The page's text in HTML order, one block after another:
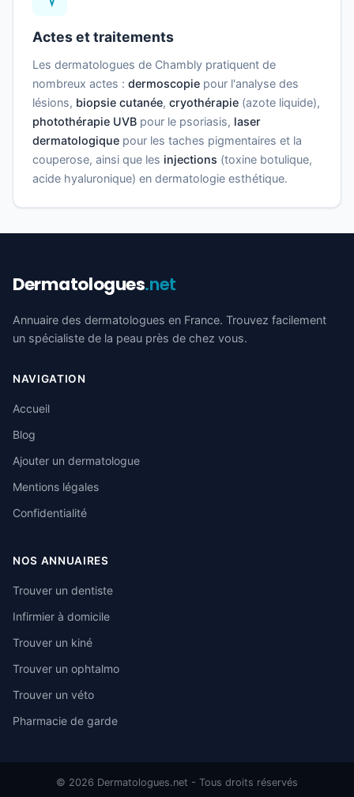
Actes et traitements
Les dermatologues de Chambly pratiquent de
nombreux actes : dermoscopie pour l'analyse des
lésions, biopsie cutanée, cryothérapie (azote liquide),
photothérapie UVB pour le psoriasis, laser
dermatologique pour les taches pigmentaires et la
couperose, ainsi que les injections (toxine botulique,
acide hyaluronique) en dermatologie esthétique.
Dermatologues.net
Annuaire des dermatologues en France. Trouvez facilement
un spécialiste de la peau près de chez vous.
NAVIGATION
Accueil
Blog
Ajouter un dermatologue
Mentions légales
Confidentialité
NOS ANNUAIRES
Trouver un dentiste
Infirmier à domicile
Trouver un kiné
Trouver un ophtalmo
Trouver un véto
Pharmacie de garde
© 2026 Dermatologues.net - Tous droits réservés